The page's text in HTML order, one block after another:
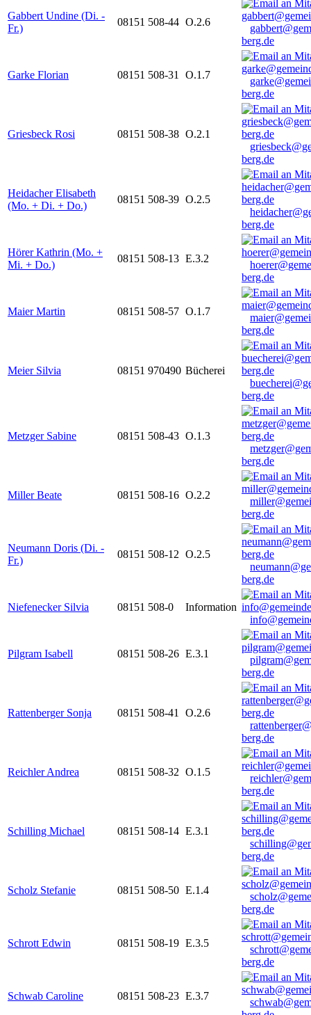
Gabbert Undine (Di. -
Fr.)
08151 508-44 O.2.6
berg.de
Garke Florian 08151 508-31 O.1.7
berg.de
Griesbeck Rosi 08151 508-38 O.2.1
berg.de
Heidacher Elisabeth
(Mo. + Di. + Do.)
08151 508-39 O.2.5
berg.de
Hörer Kathrin (Mo. +
Mi. + Do.)
08151 508-13 E.3.2
berg.de
Maier Martin 08151 508-57 O.1.7
berg.de
Meier Silvia 08151 970490 Bücherei
berg.de
Metzger Sabine 08151 508-43 O.1.3
berg.de
Miller Beate 08151 508-16 O.2.2
berg.de
Neumann Doris (Di. -
Fr.)
08151 508-12 O.2.5
berg.de
Niefenecker Silvia 08151 508-0
Information
Pilgram Isabell 08151 508-26 E.3.1
berg.de
Rattenberger Sonja 08151 508-41
O.2.6
berg.de
Reichler Andrea 08151 508-32 O.1.5
berg.de
Schilling Michael 08151 508-14 E.3.1
berg.de
Scholz Stefanie 08151 508-50 E.1.4
berg.de
Schrott Edwin 08151 508-19 E.3.5
berg.de
Schwab Caroline 08151 508-23 E.3.7